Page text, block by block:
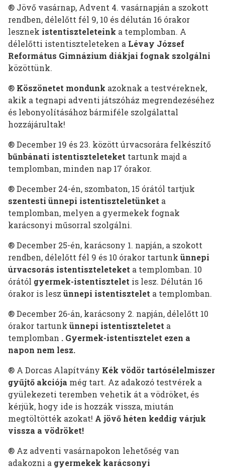
® Jövő vasárnap, Advent 4. vasárnapján a szokott
rendben, délelőtt fél 9, 10 és délután 16 órakor
lesznek istentiszteleteink a templomban. A
délelőtti istentiszteleteken a Lévay József
Református Gimnázium diákjai fognak szolgálni
közöttünk.
® Köszönetet mondunk azoknak a testvéreknek,
akik a tegnapi adventi játszóház megrendezéséhez
és lebonyolításához bármiféle szolgálattal
hozzájárultak!
® December 19 és 23. között úrvacsorára felkészítő
bűnbánati istentiszteleteket tartunk majd a
templomban, minden nap 17 órakor.
® December 24-én, szombaton, 15 órától tartjuk
szentesti ünnepi istentiszteletünket a
templomban, melyen a gyermekek fognak
karácsonyi műsorral szolgálni.
® December 25-én, karácsony 1. napján, a szokott
rendben, délelőtt fél 9 és 10 órakor tartunk ünnepi
úrvacsorás istentiszteleteket a templomban. 10
órától gyermek-istentisztelet is lesz. Délután 16
órakor is lesz ünnepi istentisztelet a templomban.
® December 26-án, karácsony 2. napján, délelőtt 10
órakor tartunk ünnepi istentiszteletet a
templomban . Gyermek-istentisztelet ezen a
napon nem lesz.
® A Dorcas Alapítvány Kék vödör tartósélelmiszer
gyűjtő akciója még tart. Az adakozó testvérek a
gyülekezeti teremben vehetik át a vödröket, és
kérjük, hogy ide is hozzák vissza, miután
megtöltötték azokat! A jövő héten keddig várjuk
vissza a vödröket!
® Az adventi vasárnapokon lehetőség van
adakozni a gyermekek karácsonyi